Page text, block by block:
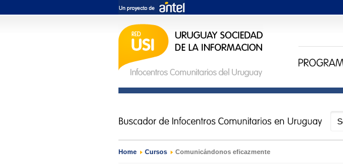
Home › Cursos › Comunicándonos eficazmente